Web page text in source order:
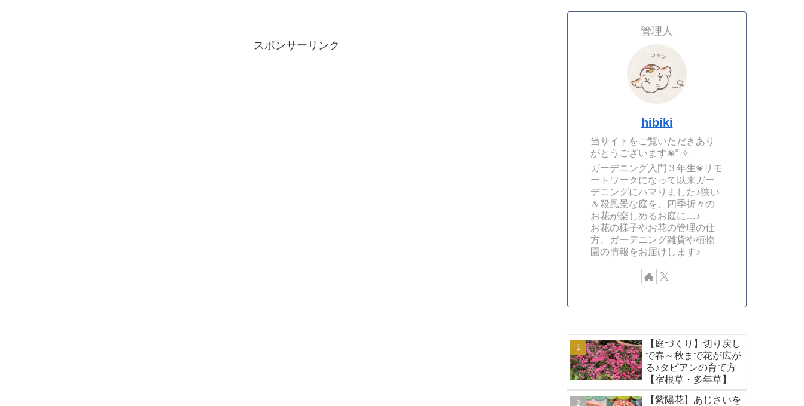
スポンサーリンク
管理人
hibiki
当サイトをご覧いただきあり
がとうございます❀°˖✧
ガーデニング入門３年生❀リモ
ートワークになって以来ガー
デニングにハマりました♪狭い
＆殺風景な庭を、四季折々の
お花が楽しめるお庭に…♪
お花の様子やお花の管理の仕
方、ガーデニング雑貨や植物
園の情報をお届けします♪
【庭づくり】切り戻し
で春～秋まで花が広が
る♪タピアンの育て方
【宿根草・多年草】
【紫陽花】あじさいを